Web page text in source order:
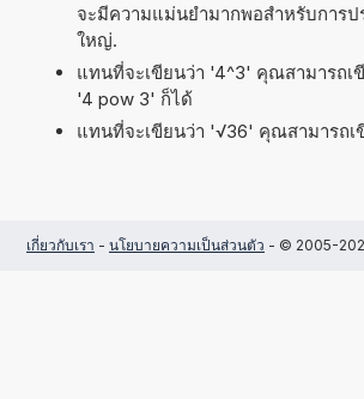
จะมีความแม่นยำมากพอสำหรับการป
ใหญ่.
แทนที่จะเขียนว่า '4^3' คุณสามารถเ
'4 pow 3' ก็ได้
แทนที่จะเขียนว่า '√36' คุณสามารถ
เกี่ยวกับเรา - นโยบายความเป็นส่วนตัว - © 2005-